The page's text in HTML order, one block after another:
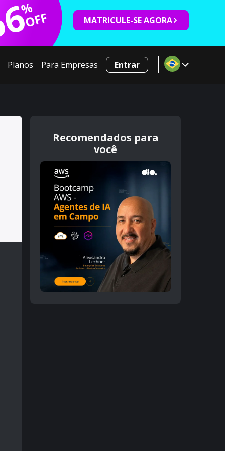
%
OFF MATRICULE-SE AGORA
Planos Para Empresas Entrar
Recomendados para
você